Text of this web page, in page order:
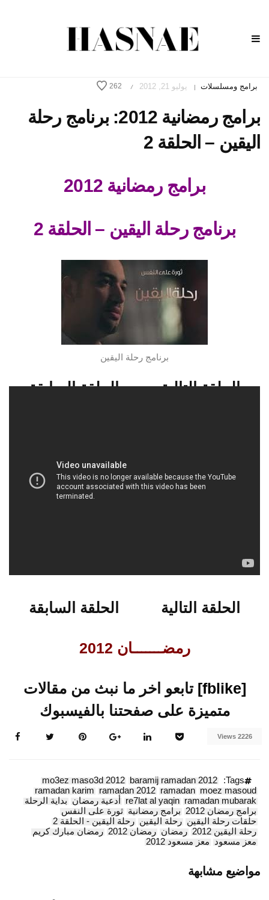
برامج ومسلسلات | يوليو 21, 2012 /
262
برامج رمضانية 2012: برنامج رحلة
اليقين – الحلقة 2
برامج رمضانية 2012
برنامج رحلة اليقين – الحلقة 2
برنامج رحلة اليقين
تابعو اخر ما نبث من مقالات
الحلقة التالية الحلقة السابقة
الحلقة التالية الحلقة السابقة
رمضـــــــان 2012
[fblike]
تابعو اخر ما نبث من مقالات
متميزة على صفحتنا بالفيسبوك
2226 Views
Tags:
baramij ramadan 2012
mo3ez maso3d 2012
moez masoud
ramadan
ramadan 2012
ramadan karim
ramadan mubarak
re7lat al yaqin أدعية رمضان بداية الرحلة
برامج رمضان 2012
برامج رمضانية ثورة على النفس
حلقات رحلة اليقين رحلة اليقين رحلة اليقين - الحلقة 2
رحلة اليقين 2012
رمضان رمضان 2012
رمضان مبارك كريم
معز مسعود معز مسعود 2012
مواضيع مشابهة